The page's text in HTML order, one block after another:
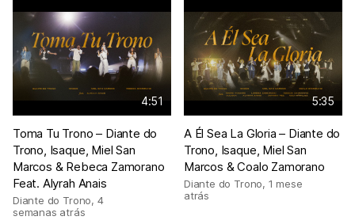
4:51
Toma Tu Trono – Diante do
Trono, Isaque, Miel San
Marcos & Rebeca Zamorano
Feat. Alyrah Anais
Diante do Trono, 4
semanas atrás
5:35
A Él Sea La Gloria – Diante do
Trono, Isaque, Miel San
Marcos & Coalo Zamorano
Diante do Trono, 1 mese
atrás